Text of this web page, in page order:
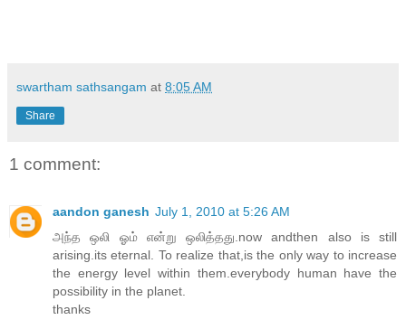
swartham sathsangam at 8:05 AM
Share
1 comment:
aandon ganesh July 1, 2010 at 5:26 AM
அந்த ஒலி ஓம் என்று ஒலித்தது.now andthen also is still
arising.its eternal. To realize that,is the only way to increase
the energy level within them.everybody human have the
possibility in the planet.
thanks